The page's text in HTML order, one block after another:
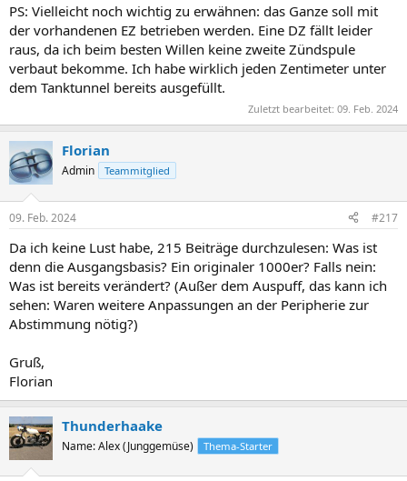
PS: Vielleicht noch wichtig zu erwähnen: das Ganze soll mit
der vorhandenen EZ betrieben werden. Eine DZ fällt leider
raus, da ich beim besten Willen keine zweite Zündspule
verbaut bekomme. Ich habe wirklich jeden Zentimeter unter
dem Tanktunnel bereits ausgefüllt.
Zuletzt bearbeitet: 09. Feb. 2024
Florian
Admin Teammitglied
09. Feb. 2024 #217
Da ich keine Lust habe, 215 Beiträge durchzulesen: Was ist
denn die Ausgangsbasis? Ein originaler 1000er? Falls nein:
Was ist bereits verändert? (Außer dem Auspuff, das kann ich
sehen: Waren weitere Anpassungen an der Peripherie zur
Abstimmung nötig?)
Gruß,
Florian
Thunderhaake
Name: Alex (Junggemüse) Thema-Starter